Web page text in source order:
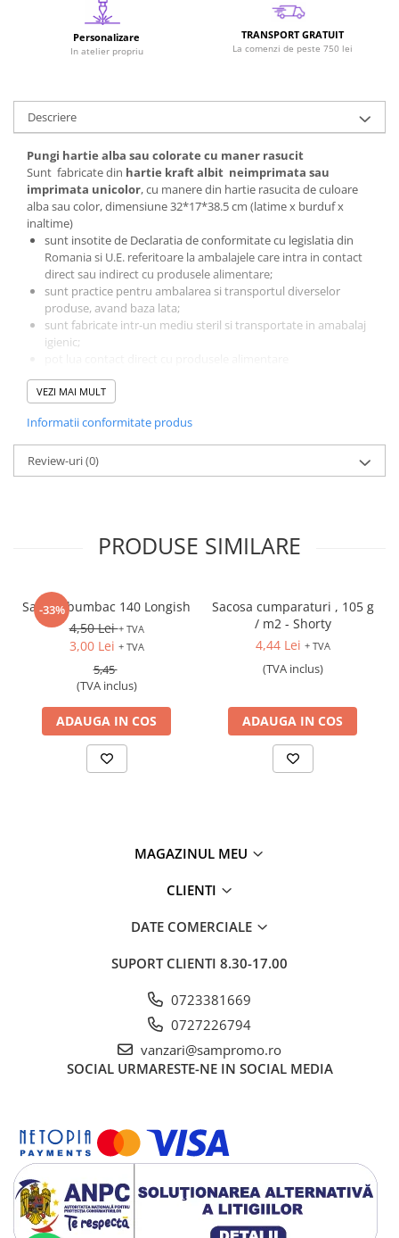
Personalizare
In atelier propriu
TRANSPORT GRATUIT
La comenzi de peste 750 lei
Descriere
Pungi hartie alba sau colorate cu maner rasucit
Sunt fabricate din hartie kraft albit neimprimata sau
imprimata unicolor, cu manere din hartie rasucita de culoare
alba sau color, dimensiune 32*17*38.5 cm (latime x burduf x
inaltime)
sunt insotite de Declaratia de conformitate cu legislatia din
Romania si U.E. referitoare la ambalajele care intra in contact
direct sau indirect cu produsele alimentare;
sunt practice pentru ambalarea si transportul diverselor
produse, avand baza lata;
sunt fabricate intr-un mediu steril si transportate in amabalaj
igienic;
sunt confectionate din hartie kraft,
biodegradabil
se recomanda refolosirea acestora de cat mai multe ori posibil
Culorile produselor pot diferi in realitate fata de cele din
imaginile prezentate.
VEZI MAI MULT
Informatii conformitate produs
Review-uri(0)
PRODUSE SIMILARE
-33%
Sacosa bumbac 140 Longish
4,50 Lei+ TVA
3,00 Lei + TVA
5,45
(TVA inclus)
ADAUGA IN COS
Sacosa cumparaturi , 105 g
/ m2 - Shorty
4,44 Lei + TVA
(TVA inclus)
ADAUGA IN COS
MAGAZINUL MEU
CLIENTI
DATE COMERCIALE
SUPORT CLIENTI 8.30-17.00
0723381669
0727226794
vanzari@sampromo.ro
SOCIAL URMARESTE-NE IN SOCIAL MEDIA